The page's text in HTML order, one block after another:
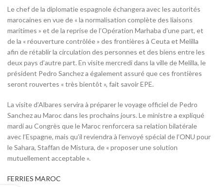
Le chef de la diplomatie espagnole échangera avec les autorités
marocaines en vue de « la normalisation complète des liaisons
maritimes » et de la reprise de l’Opération Marhaba d’une part, et
de la « réouverture contrôlée » des frontières à Ceuta et Melilla
afin de rétablir la circulation des personnes et des biens entre les
deux pays d’autre part. En visite mercredi dans la ville de Melilla, le
président Pedro Sanchez a également assuré que ces frontières
seront rouvertes « très bientôt », fait savoir EPE.
La visite d’Albares servira à préparer le voyage officiel de Pedro
Sanchez au Maroc dans les prochains jours. Le ministre a expliqué
mardi au Congrès que le Maroc renforcera sa relation bilatérale
avec l’Espagne, mais qu’il reviendra à l’envoyé spécial de l’ONU pour
le Sahara, Staffan de Mistura, de « proposer une solution
mutuellement acceptable ».
FERRIES MAROC